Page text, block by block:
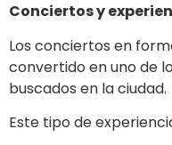
Conciertos y
Los conciertos en
convertido en uno de
buscados en la ciudad.
Este tipo de